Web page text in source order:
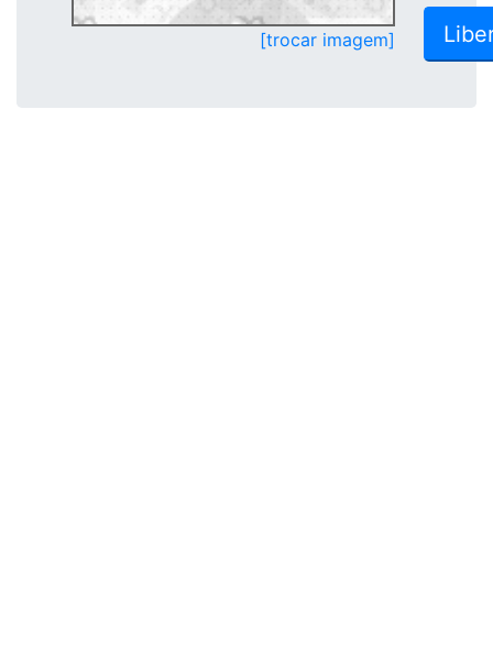
[trocar imagem]